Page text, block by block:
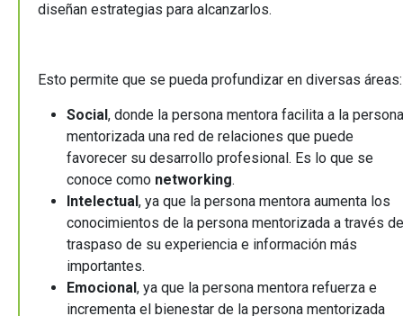
diseñan estrategias para alcanzarlos.
Esto permite que se pueda profundizar en diversas
Social , donde la persona mentora facilita a la persona
mentorizada una red de relaciones que puede
favorecer su desarrollo profesional. Es lo que se
conoce como networking.
Intelectual , ya que la persona mentora aumenta los
conocimientos de la persona mentorizada a través
traspaso de su experiencia e información más
importantes.
Emocional , ya que la persona mentora refuerza e
incrementa el bienestar de la persona mentorizada